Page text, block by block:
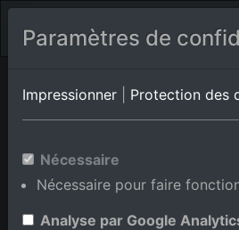
Album de lieux Bad Herrenalb/
Ajouter au panier int.
Paramètres de
Impressionner Protection des
Nécessaire
Nécessaire pour faire
Analyse par Google